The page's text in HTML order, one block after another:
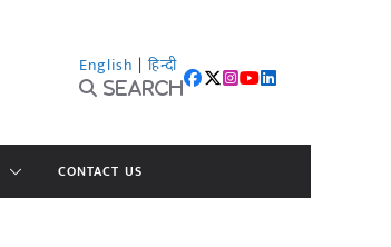
English | हिन्दी
Search
CONTACT US